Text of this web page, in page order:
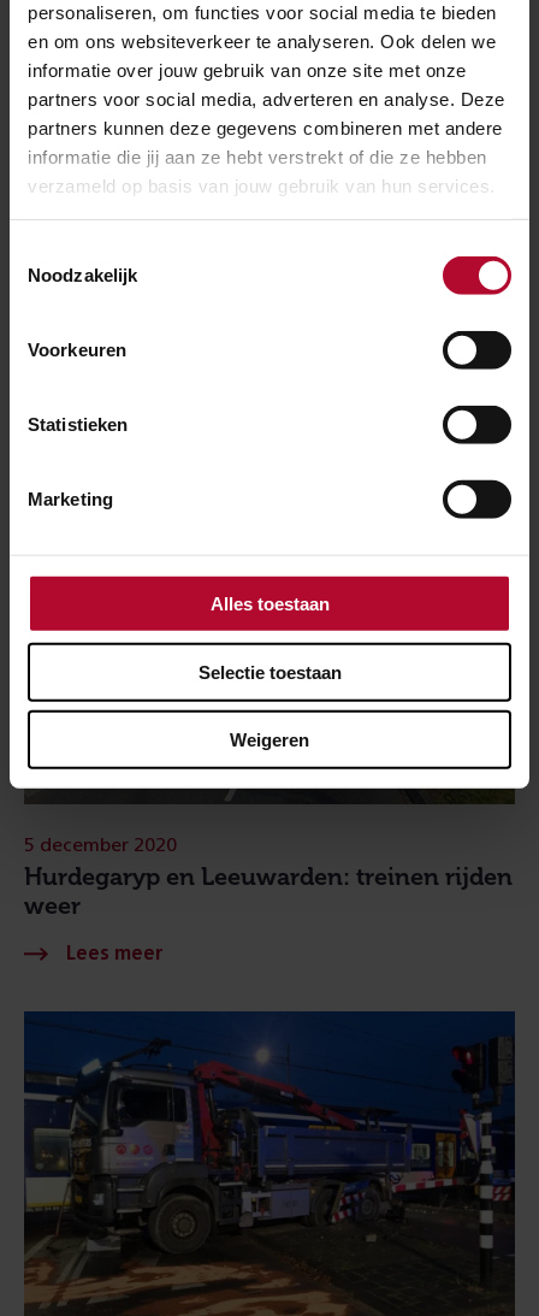
personaliseren, om functies voor social media te bieden
en om ons websiteverkeer te analyseren. Ook delen we
informatie over jouw gebruik van onze site met onze
partners voor social media, adverteren en analyse. Deze
partners kunnen deze gegevens combineren met andere
informatie die jij aan ze hebt verstrekt of die ze hebben
verzameld op basis van jouw gebruik van hun services.
Noodzakelijk
Voorkeuren
Statistieken
Marketing
Alles toestaan
Selectie toestaan
Weigeren
Verwachting is dat maandagmorgen vanaf 6 uur weer
treinen van en naar Assen kunnen rijden. Vanaf Assen
blijven bussen rijden in verband met geplande
werkzaamheden bij Groningen. Check je reisplanner
.
Hurdegaryp en Leeuwarden: treinen rijden
weer
5 december 2020